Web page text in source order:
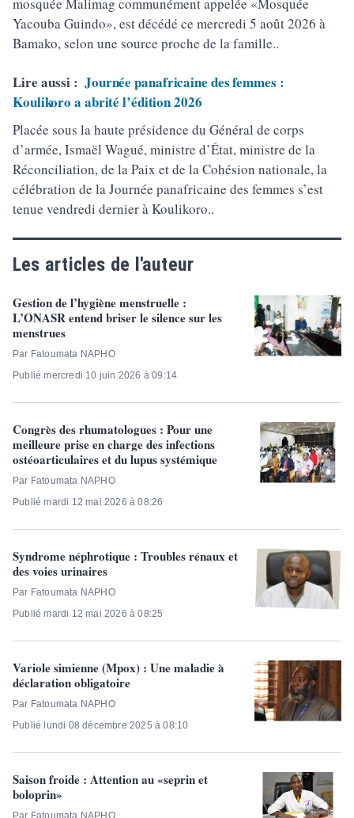
Yacouba Guindo», est décédé ce mercredi 5 août 2026 à
Bamako, selon une source proche de la famille..
Lire aussi : Journée panafricaine des femmes :
Koulikoro a abrité l’édition 2026
Placée sous la haute présidence du Général de corps
d’armée, Ismaël Wagué, ministre d’État, ministre de la
Réconciliation, de la Paix et de la Cohésion nationale, la
célébration de la Journée panafricaine des femmes s’est
tenue vendredi dernier à Koulikoro..
Les articles de l'auteur
Gestion de l’hygiène menstruelle :
L’ONASR entend briser le silence sur les
menstrues
Par Fatoumata NAPHO
Publié mercredi 10 juin 2026 à 09:14
Congrès des rhumatologues : Pour une
meilleure prise en charge des infections
ostéoarticulaires et du lupus systémique
Par Fatoumata NAPHO
Publié mardi 12 mai 2026 à 08:26
Syndrome néphrotique : Troubles rénaux et
des voies urinaires
Par Fatoumata NAPHO
Publié mardi 12 mai 2026 à 08:25
Variole simienne (Mpox) : Une maladie à
déclaration obligatoire
Par Fatoumata NAPHO
Publié lundi 08 décembre 2025 à 08:10
Saison froide : Attention au «seprin et
boloprin»
Par Fatoumata NAPHO